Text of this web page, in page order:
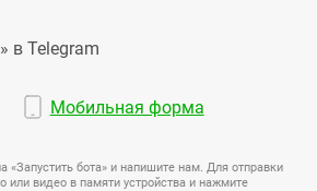
в Telegram
Мобильная форма
«Запустить бота» и напишите нам. Для отправки
видео в памяти устройства и нажмите